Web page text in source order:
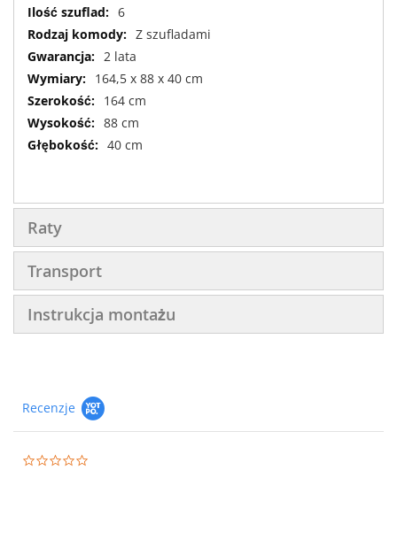
6
Z szufladami
2 lata
164,5 x 88 x 40 cm
164 cm
88 cm
40 cm
Raty
Transport
Instrukcja montażu
Recenzje